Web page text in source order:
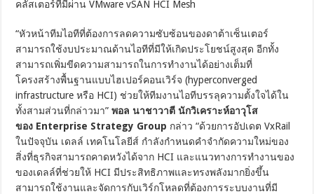
คลัสเตอร์ที่มีผ่าน VMware vSAN HCI Mesh
“หัวหน้าทีมไอทีที่ต้องการลดความซับซ้อนของดาต้าเซ็นเตอร์
สามารถใช้งบประมาณด้านไอทีที่มีให้เกิดประโยชน์สูงสุด อีกทั้ง
สามารถเพิ่มขีดความสามารถในการทำงานได้อย่างเต็มที่
โครงสร้างพื้นฐานแบบไฮเปอร์คอนเวิร์จ (hyperconverged
infrastructure หรือ HCI) ช่วยให้ทีมงานไอทีบรรลุความตั้งใจได้ใน
ทั้งสามส่วนที่กล่าวมา”พอล นาชาวาตี นักวิเคราะห์อาวุโส
ของ Enterprise Strategy Group กล่าว “ด้วยการอัปเดต VxRail
ในปัจจุบัน เดลล์ เทคโนโลยีส์ กำลังกำหนดคำจำกัดความใหม่ของ
สิ่งที่ธุรกิจสามารถคาดหวังได้จาก HCI และแนวทางการทำงานของ
ของเดลล์ที่ช่วยให้ HCI มีประสิทธิภาพและทรงพลังมากยิ่งขึ้น
สามารถใช้งานและจัดการกับเวิร์กโหลดที่ต้องการระบบงานที่มี